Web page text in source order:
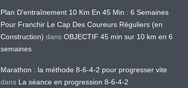
Plan D'entraînement 10 Km En 45 Min : 6 Semaines
Pour Franchir Le Cap Des Coureurs Réguliers (en
Construction) dans OBJECTIF 45 min sur 10 km en 6
semaines
Marathon : la méthode 8-6-4-2 pour progresser vite
dans La séance en progression 8-6-4-2